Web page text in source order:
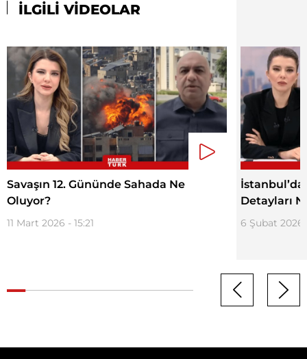
İLGİLİ VİDEOLAR
Savaşın 12. Gününde Sahada Ne
Oluyor?
11 Mart 2026 - 15:21
Detayları
6 Şubat 2026